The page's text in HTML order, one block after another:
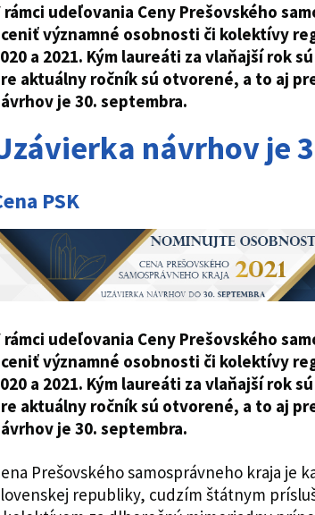
rámci udeľovania Ceny Prešovského
významné osobnosti či kolektívy
a 2021. Kým laureáti za vlaňajší rok
aktuálny ročník sú otvorené, a to aj
je 30. septembra.
návrhov je
PSK
rámci udeľovania Ceny Prešovského
významné osobnosti či kolektívy
a 2021. Kým laureáti za vlaňajší rok
aktuálny ročník sú otvorené, a to aj
je 30. septembra.
Prešovského samosprávneho kraja je
republiky, cudzím štátnym